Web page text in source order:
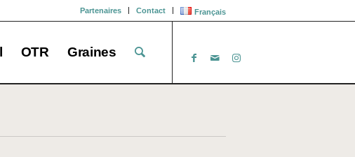
Partenaires Contact Français
OTR Graines